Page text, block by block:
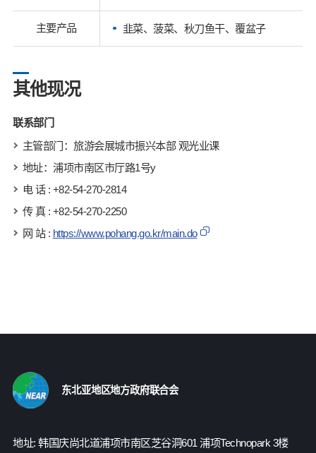
主要产品 韭菜、菠菜、秋刀鱼干、覆盆子
其他现况
联系部门
主管部门：旅游会展城市振兴本部 观光业课
地址：浦项市南区市厅路1号y
电 话 : +82-54-270-2814
传 真 : +82-54-270-2250
网 站 : https://www.pohang.go.kr/main.do
东北亚地区地方政府联合会
地址: 韩国庆尚北道浦项市南区芝谷洞601 浦项Technopark 3楼